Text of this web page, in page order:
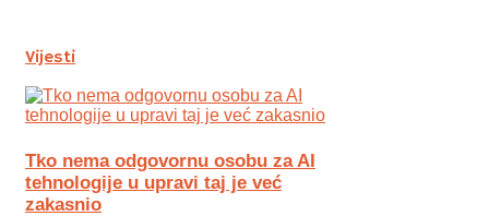
Vijesti
Tko nema odgovornu osobu za AI
tehnologije u upravi taj je već
zakasnio